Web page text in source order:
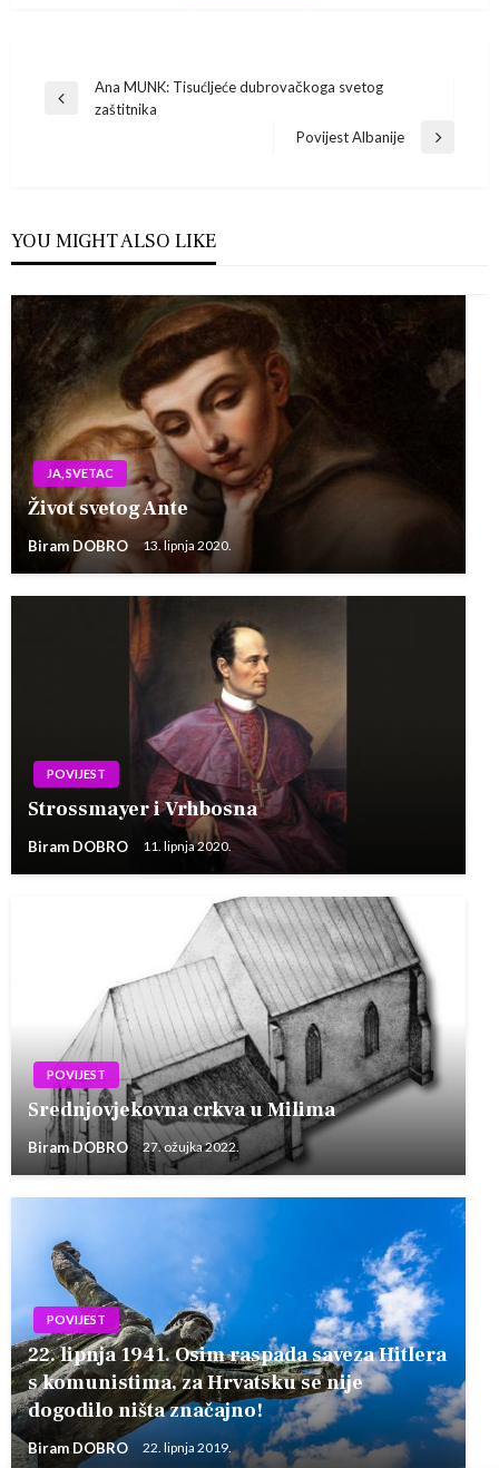
Navigacija
Previous
Ana MUNK: Tisućljeće dubrovačkoga svetog
zaštitnika
Next
Povijest Albanije
YOU MIGHT ALSO LIKE
JA, SVETAC
Život svetog Ante
Biram DOBRO 13. lipnja 2020.
POVIJEST
Strossmayer i Vrhbosna
Biram DOBRO 11. lipnja 2020.
POVIJEST
Srednjovjekovna crkva u Milima
Biram DOBRO 27. ožujka 2022.
POVIJEST
22. lipnja 1941. Osim raspada saveza Hitlera
s komunistima, za Hrvatsku se nije
dogodilo ništa značajno!
Biram DOBRO 22. lipnja 2019.